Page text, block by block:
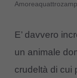
E’ davvero
un animale
crudeltà di cui